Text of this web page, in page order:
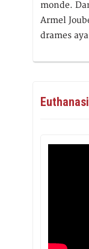
monde.
Armel
drames